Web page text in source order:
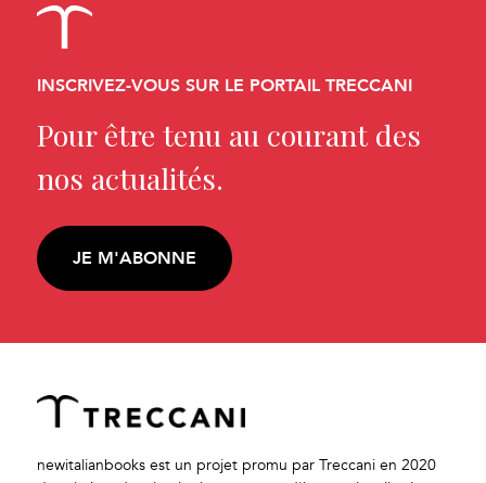
INSCRIVEZ-VOUS SUR LE PORTAIL TRECCANI
Pour être tenu au courant des
nos actualités.
JE M'ABONNE
newitalianbooks est un projet promu par Treccani en 2020